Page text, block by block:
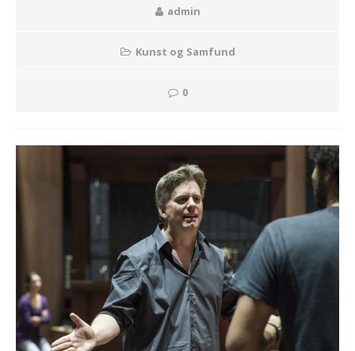
admin
Kunst og Samfund
0